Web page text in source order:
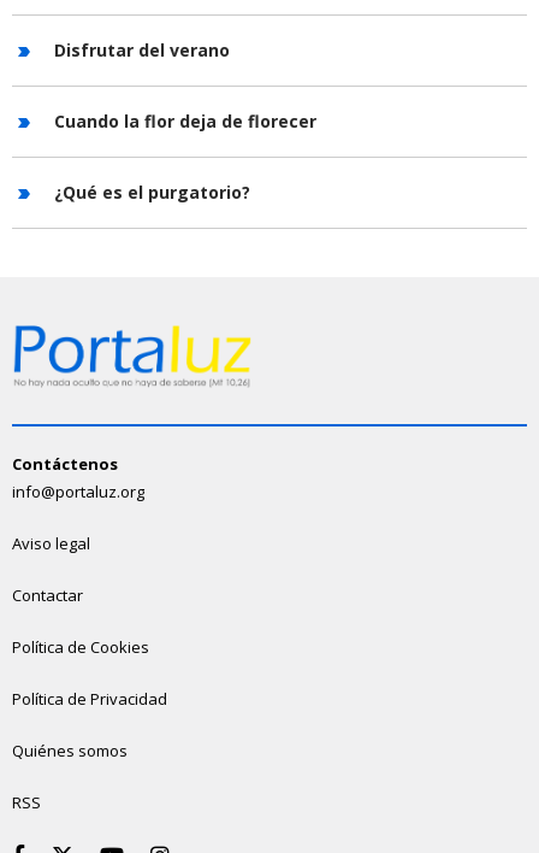
Disfrutar del verano
Cuando la flor deja de florecer
¿Qué es el purgatorio?
Contáctenos
info@portaluz.org
Aviso legal
Contactar
Política de Cookies
Política de Privacidad
Quiénes somos
RSS